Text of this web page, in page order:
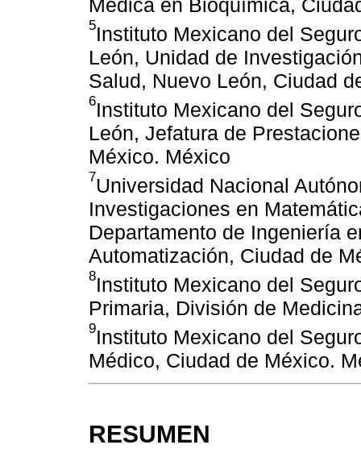
Médica en Bioquímica,
5Instituto Mexicano del
León, Unidad de
Salud, Nuevo León, Ciudad
6Instituto Mexicano del
León, Jefatura de
México. México
7Universidad Nacional
Investigaciones en
Departamento de Ingeniería
Automatización, Ciudad de
8Instituto Mexicano del
Primaria, División de
9Instituto Mexicano del
Médico, Ciudad de México.
RESUMEN